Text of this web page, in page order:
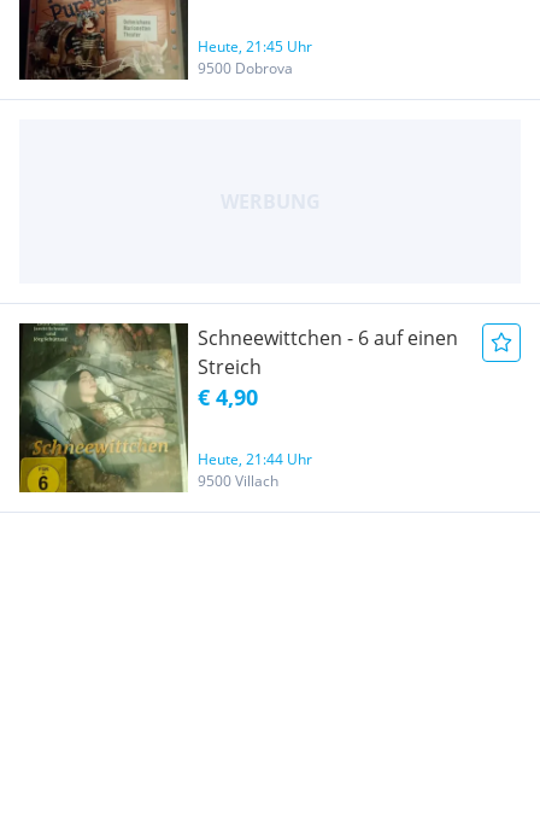
Heute, 21:45 Uhr
9500 Dobrova
Schneewittchen - 6 auf einen
Streich
€ 4,90
Heute, 21:44 Uhr
9500 Villach